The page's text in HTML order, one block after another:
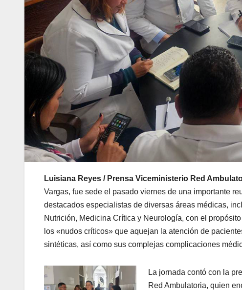
Luisiana Reyes / Prensa Viceministerio Red
Vargas, fue sede el pasado viernes de una importante
destacados especialistas de diversas áreas médicas,
Nutrición, Medicina Crítica y Neurología, con el
los «nudos críticos» que aquejan la atención de
sintéticas, así como sus complejas complicaciones
La jornada contó con la
Red Ambulatoria, quien